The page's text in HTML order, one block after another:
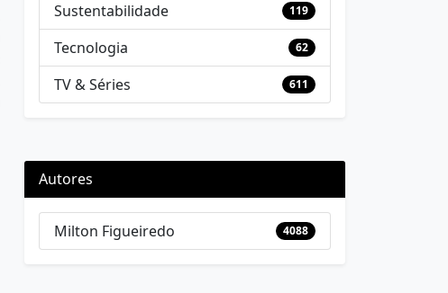
Sustentabilidade 119
Tecnologia 62
TV & Séries 611
Autores
Milton Figueiredo 4088